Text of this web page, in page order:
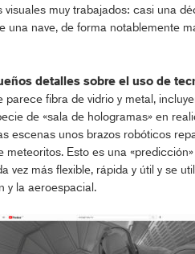
muy trabajados: casi una
una nave, de forma notablemente
detalles sobre el uso de
fibra de vidrio y metal,
de «sala de hologramas» en
escenas unos brazos robóticos
Esto es una
más flexible, rápida y útil y se
y la aeroespacial.